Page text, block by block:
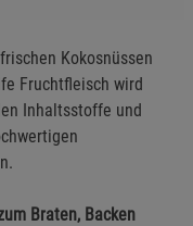
Kokosnüssen
Fruchtfleisch wird
Inhaltsstoffe und
Braten, Backen